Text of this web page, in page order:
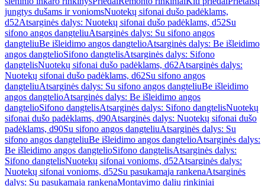
jungtys dušams ir voniomsNuotekų sifonai dušo padėklams,
d52Atsarginės dalys: Nuotekų sifonai dušo padėklams, d52Su
sifono angos dangteliuAtsarginės dalys: Su sifono angos
dangteliuBe išleidimo angos dangtelioAtsarginės dalys: Be išleidimo
angos dangtelioSifono dangtelisAtsarginės dalys: Sifono
dangtelisNuotekų sifonai dušo padėklams, d62Atsarginės dalys:
Nuotekų sifonai dušo padėklams, d62Su sifono angos
dangteliuAtsarginės dalys: Su sifono angos dangteliuBe išleidimo
angos dangtelioAtsarginės dalys: Be išleidimo angos
dangtelioSifono dangtelisAtsarginės dalys: Sifono dangtelisNuotekų
sifonai dušo padėklams, d90Atsarginės dalys: Nuotekų sifonai dušo
padėklams, d90Su sifono angos dangteliuAtsarginės dalys: Su
sifono angos dangteliuBe išleidimo angos dangtelioAtsarginės dalys:
Be išleidimo angos dangtelioSifono dangtelisAtsarginės dalys:
Sifono dangtelisNuotekų sifonai vonioms, d52Atsarginės dalys:
Nuotekų sifonai vonioms, d52Su pasukamąja rankenaAtsarginės
dalys: Su pasukamąja rankenaMontavimo dalių rinkiniai